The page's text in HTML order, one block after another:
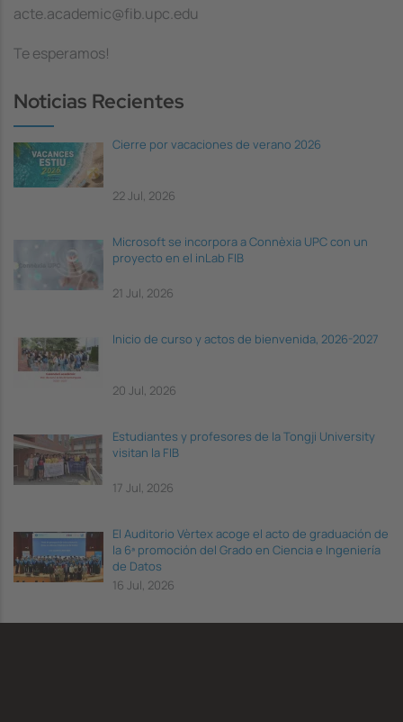
acte.academic@fib.upc.edu
Te esperamos!
Noticias Recientes
Cierre por vacaciones de verano 2026
22 Jul, 2026
Microsoft se incorpora a Connèxia UPC con un
proyecto en el inLab FIB
21 Jul, 2026
Inicio de curso y actos de bienvenida, 2026-2027
20 Jul, 2026
Estudiantes y profesores de la Tongji University
visitan la FIB
17 Jul, 2026
El Auditorio Vèrtex acoge el acto de graduación de
la 6ª promoción del Grado en Ciencia e Ingeniería
de Datos
16 Jul, 2026